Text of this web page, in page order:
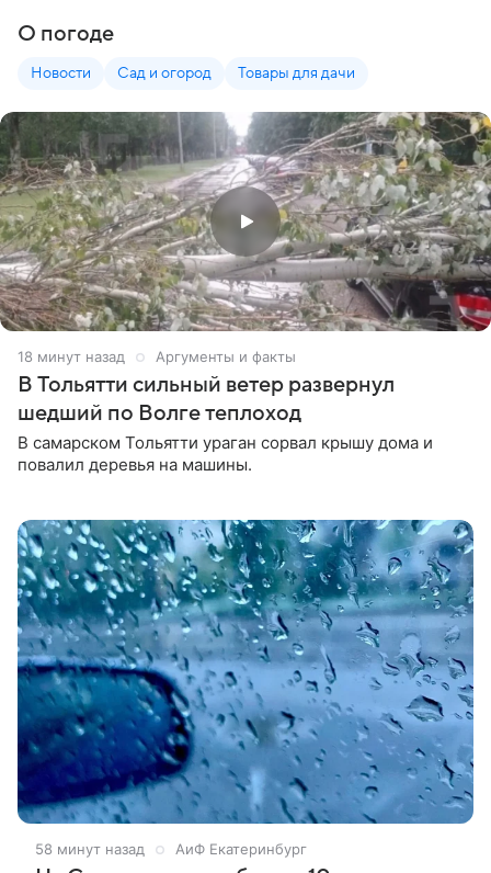
О погоде
Новости Сад и огород Товары для дачи
18 минут назад Аргументы и факты
В Тольятти сильный ветер развернул
шедший по Волге теплоход
В самарском Тольятти ураган сорвал крышу дома и
повалил деревья на машины.
58 минут назад АиФ Екатеринбург